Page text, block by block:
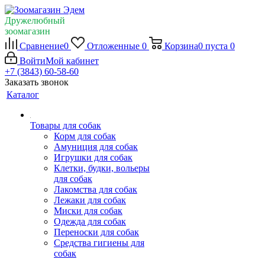
Дружелюбный
зоомагазин
Сравнение0 Отложенные 0 Корзина0 пуста 0
ВойтиМой кабинет
+7 (3843) 60-58-60
Заказать звонок
Каталог
Товары для собак
Корм для собак
Амуниция для собак
Игрушки для собак
Клетки, будки, вольеры
для собак
Лакомства для собак
Лежаки для собак
Миски для собак
Одежда для собак
Переноски для собак
Средства гигиены для
собак